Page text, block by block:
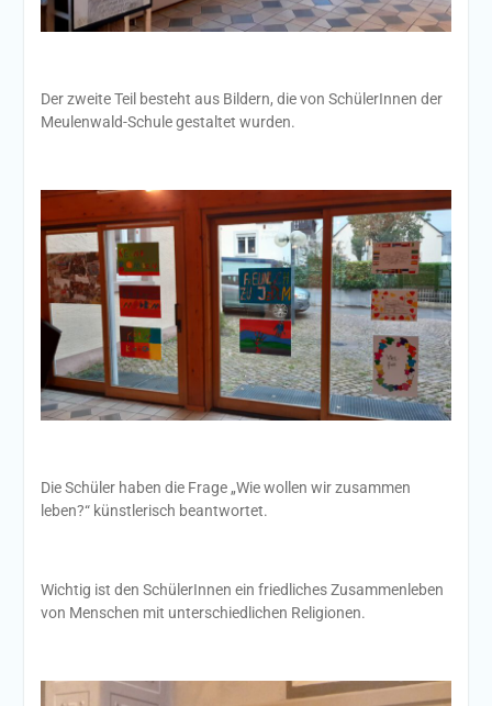
Der zweite Teil besteht aus Bildern, die von SchülerInnen der
Meulenwald-Schule gestaltet wurden.
Die Schüler haben die Frage „Wie wollen wir zusammen
leben?“ künstlerisch beantwortet.
Wichtig ist den SchülerInnen ein friedliches Zusammenleben
von Menschen mit unterschiedlichen Religionen.